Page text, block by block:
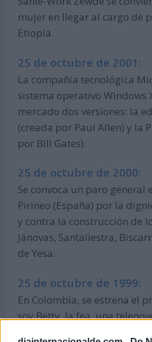
mujer en llegar al cargo de
Etiopía.
25 de octubre de 2001:
La compañía tecnológica
sistema operativo Windows
mercado dos versiones: la
(creada por Paul Allen) y la
por Bill Gates).
25 de octubre de 2000:
Se convoca un paro general
Pirineo (España) por la
y contra la construcción de
Jánovas, Santaliestra,
de Yesa.
25 de octubre de 1999:
En Colombia, se estrena el
soy Betty, la fea, una